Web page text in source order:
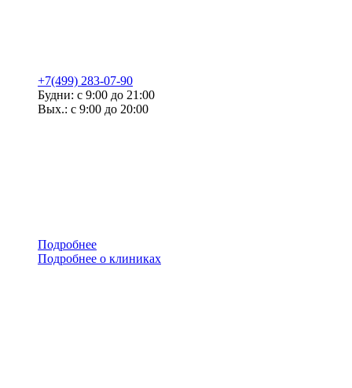
+7(499) 283-07-90
Будни: с 9:00 до 21:00
Вых.: с 9:00 до 20:00
Подробнее
Подробнее о клиниках